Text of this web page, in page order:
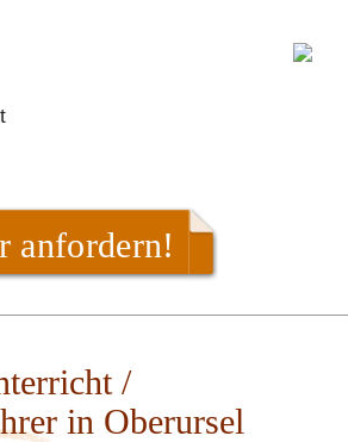
anfordern!
/
in Oberursel